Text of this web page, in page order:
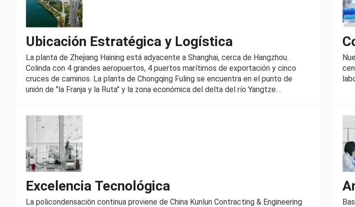
Ubicación Estratégica y Logística
La planta de Zhejiang Haining está adyacente a Shanghai, cerca de Hangzhou.
Colinda con 4 grandes aeropuertos, 4 puertos marítimos de exportación y cinco
cruces de caminos. La planta de Chongqing Fuling se encuentra en el punto de
unión de "la Franja y la Ruta" y la zona económica del delta del río Yangtze. .
Excelencia Tecnológica
La policondensación continua proviene de China Kunlun Contracting & Engineering